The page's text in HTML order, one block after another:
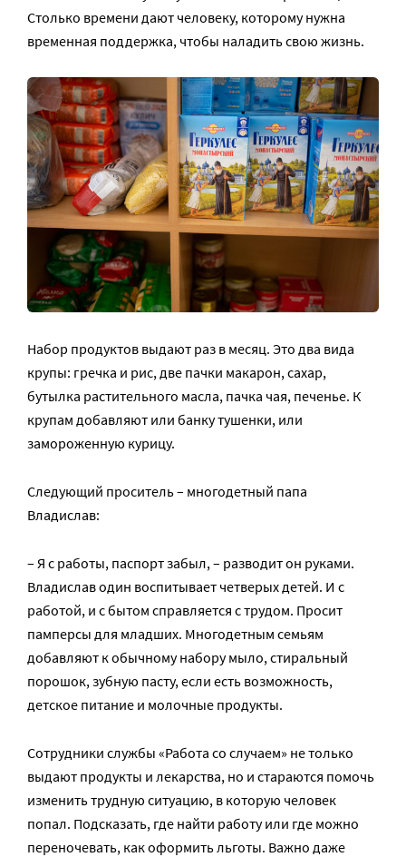
Столько времени дают человеку, которому нужна
временная поддержка, чтобы наладить свою жизнь.
Набор продуктов выдают раз в месяц. Это два вида
крупы: гречка и рис, две пачки макарон, сахар,
бутылка растительного масла, пачка чая, печенье. К
крупам добавляют или банку тушенки, или
замороженную курицу.
Следующий проситель – многодетный папа
Владислав:
– Я с работы, паспорт забыл, – разводит он руками.
Владислав один воспитывает четверых детей. И с
работой, и с бытом справляется с трудом. Просит
памперсы для младших. Многодетным семьям
добавляют к обычному набору мыло, стиральный
порошок, зубную пасту, если есть возможность,
детское питание и молочные продукты.
Сотрудники службы «Работа со случаем» не только
выдают продукты и лекарства, но и стараются помочь
изменить трудную ситуацию, в которую человек
попал. Подсказать, где найти работу или где можно
переночевать, как оформить льготы. Важно даже